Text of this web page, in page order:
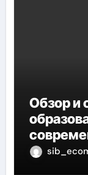
Обзор и